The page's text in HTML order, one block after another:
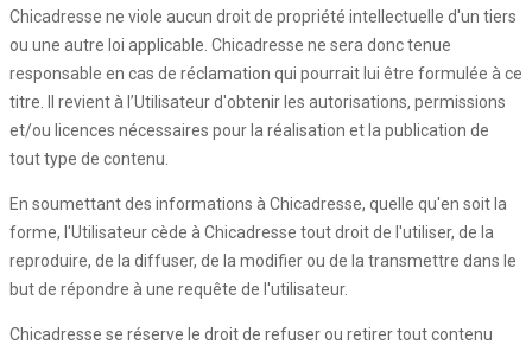
Chicadresse ne viole aucun droit de propriété intellectuelle d'un tiers
ou une autre loi applicable. Chicadresse ne sera donc tenue
responsable en cas de réclamation qui pourrait lui être formulée à ce
titre. Il revient à l’Utilisateur d'obtenir les autorisations, permissions
et/ou licences nécessaires pour la réalisation et la publication de
tout type de contenu.
En soumettant des informations à Chicadresse, quelle qu'en soit la
forme, l'Utilisateur cède à Chicadresse tout droit de l'utiliser, de la
reproduire, de la diffuser, de la modifier ou de la transmettre dans le
but de répondre à une requête de l'utilisateur.
Chicadresse se réserve le droit de refuser ou retirer tout contenu